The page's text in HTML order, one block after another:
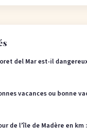
del Mar est-il
vacances ou bonne
de l’île de Madère en